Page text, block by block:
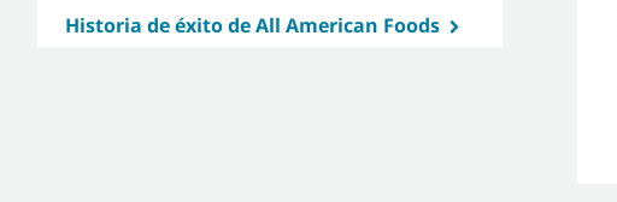
Historia de éxito de All American Foods